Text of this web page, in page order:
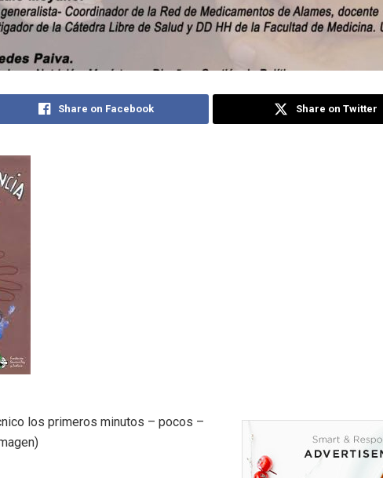
Share on Facebook Share on Twitter
los primeros minutos – pocos –